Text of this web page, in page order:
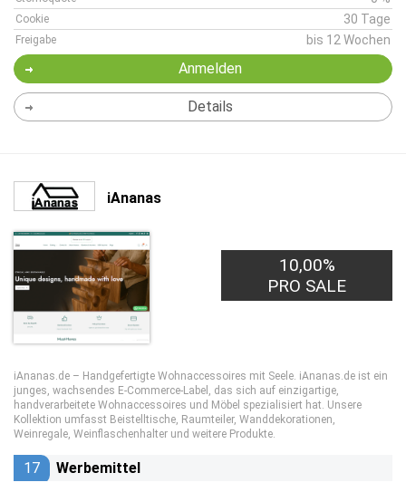
Cookie 30 Tage
Freigabe bis 12 Wochen
Anmelden
Details
iAnanas
10,00%
PRO SALE
iAnanas.de – Handgefertigte Wohnaccessoires mit Seele. iAnanas.de ist ein
junges, wachsendes E-Commerce-Label, das sich auf einzigartige,
handverarbeitete Wohnaccessoires und Möbel spezialisiert hat. Unsere
Kollektion umfasst Beistelltische, Raumteiler, Wanddekorationen,
Weinregale, Weinflaschenhalter und weitere Produkte.
17 Werbemittel